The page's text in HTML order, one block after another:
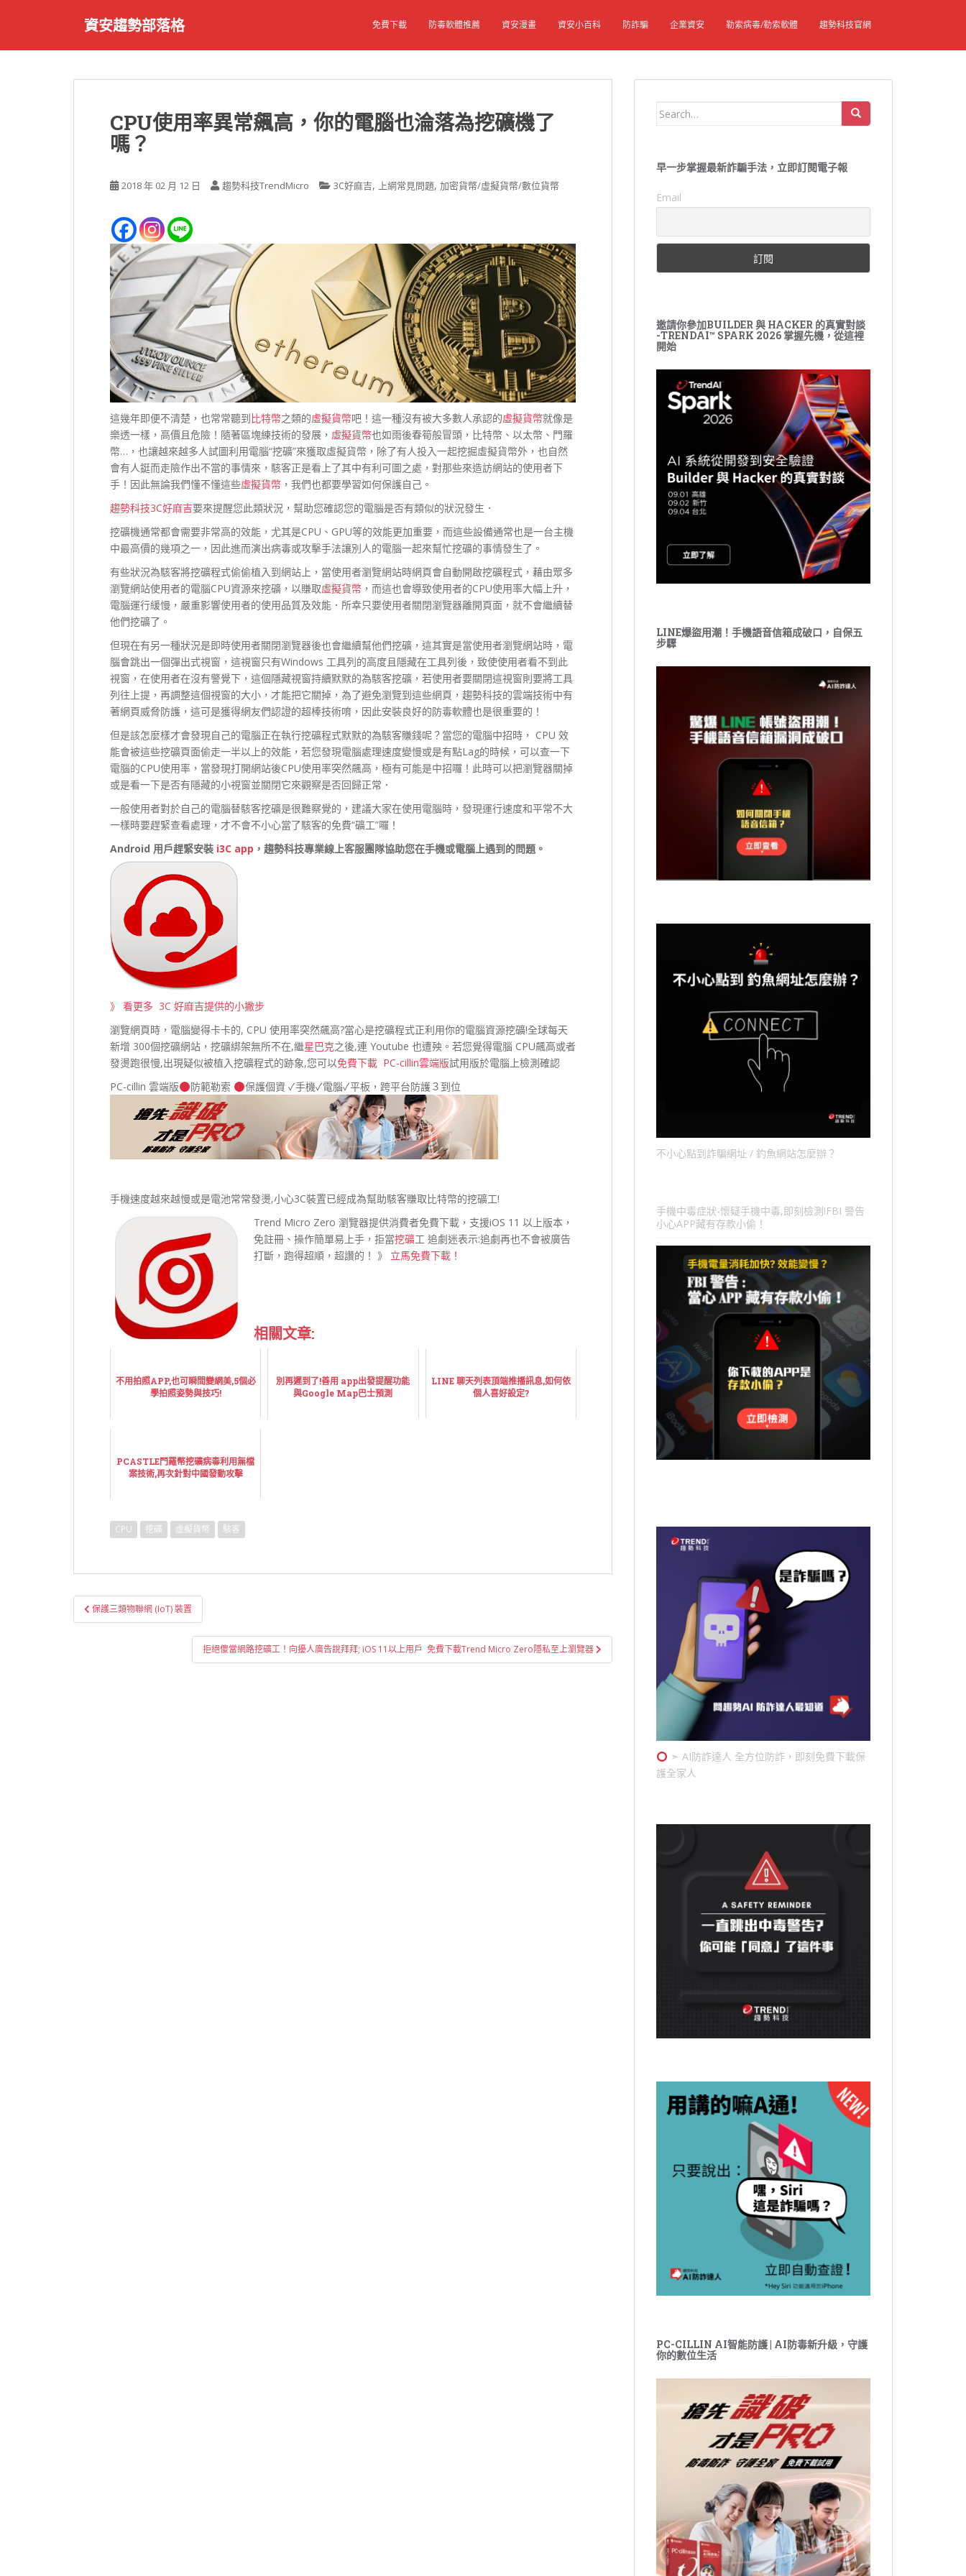
資安趨勢部落格 免費下載 防毒軟體推薦 資安漫畫 資安小百科 防詐騙 企業資安 勒索病毒/勒索軟體 趨勢科技官網
CPU使用率異常飆高，你的電腦也淪落為挖礦機了
嗎？
2018 年 02 月 12 日 趨勢科技TrendMicro 3C好麻吉, 上網常見問題, 加密貨幣/虛擬貨幣/數位貨幣
這幾年即便不清楚，也常常聽到比特幣之類的虛擬貨幣吧！這一種沒有被大多數人承認的虛擬貨幣就像是
樂透一樣，高價且危險！隨著區塊練技術的發展， 虛擬貨幣也如雨後春筍般冒頭，比特幣、以太幣、門羅
幣…，也讓越來越多人試圖利用電腦“挖礦”來獲取虛擬貨幣，除了有人投入一起挖掘虛擬貨幣外，也自然
會有人鋌而走險作出不當的事情來，駭客正是看上了其中有利可圖之處，對那些來造訪網站的使用者下
手！因此無論我們懂不懂這些虛擬貨幣 ，我們也都要學習如何保護自己。
趨勢科技3C好麻吉要來提醒您此類狀況，幫助您確認您的電腦是否有類似的狀況發生．
挖礦機通常都會需要非常高的效能，尤其是CPU、GPU等的效能更加重要，而這些設備通常也是一台主機
中最高價的幾項之一，因此進而演出病毒或攻擊手法讓別人的電腦一起來幫忙挖礦的事情發生了。
有些狀況為駭客將挖礦程式偷偷植入到網站上，當使用者瀏覽網站時網頁會自動開啟挖礦程式，藉由眾多
瀏覽網站使用者的電腦CPU資源來挖礦，以賺取虛擬貨幣 ，而這也會導致使用者的CPU使用率大幅上升，
電腦運行緩慢，嚴重影響使用者的使用品質及效能．所幸只要使用者關閉瀏覽器離開頁面，就不會繼續替
他們挖礦了。
但現在有另一種狀況是即時使用者關閉瀏覽器後也會繼續幫他們挖礦，這其實是當使用者瀏覽網站時，電
腦會跳出一個彈出式視窗，這視窗只有Windows 工具列的高度且隱藏在工具列後，致使使用者看不到此
視窗，在使用者在沒有警覺下，這個隱藏視窗持續默默的為駭客挖礦，若使用者要關閉這視窗則要將工具
列往上提，再調整這個視窗的大小，才能把它關掉，為了避免瀏覽到這些網頁，趨勢科技的雲端技術中有
著網頁威脅防護，這可是獲得網友們認證的超棒技術唷，因此安裝良好的防毒軟體也是很重要的！
但是該怎麼樣才會發現自己的電腦正在執行挖礦程式默默的為駭客賺錢呢？當您的電腦中招時， CPU 效
能會被這些挖礦頁面偷走一半以上的效能，若您發現電腦處理速度變慢或是有點Lag的時候，可以查一下
電腦的CPU使用率，當發現打開網站後CPU使用率突然飆高，極有可能是中招囉！此時可以把瀏覽器關掉
或是看一下是否有隱藏的小視窗並關閉它來觀察是否回歸正常．
一般使用者對於自己的電腦替駭客挖礦是很難察覺的，建議大家在使用電腦時，發現運行速度和平常不大
一樣時要趕緊查看處理，才不會不小心當了駭客的免費“礦工”囉！
Android 用戶趕緊安裝 i3C app ，趨勢科技專業線上客服團隊協助您在手機或電腦上遇到的問題。
》 看更多 3C 好麻吉提供的小撇步
瀏覽網頁時，電腦變得卡卡的, CPU 使用率突然飆高?當心是挖礦程式正利用你的電腦資源挖礦!全球每天
新增 300個挖礦網站，挖礦綁架無所不在,繼星巴克之後,連 Youtube 也遭殃。若您覺得電腦 CPU飆高或者
發燙跑很慢,出現疑似被植入挖礦程式的跡象,您可以免費下載 PC-cillin雲端版試用版於電腦上檢測確認
PC-cillin 雲端版
防範勒索 保護個資 ✓手機✓電腦✓平板，跨平台防護３到位
手機速度越來越慢或是電池常常發燙,小心3C裝置已經成為幫助駭客賺取比特幣的挖礦工!
Trend Micro Zero 瀏覽器提供消費者免費下載，支援iOS 11 以上版本，
免註冊、操作簡單易上手，拒當挖礦工 追劇迷表示:追劇再也不會被廣告
打斷，跑得超順，超讚的！ 》 立馬免費下載！
相關文章:
不用拍照APP,也可瞬間變網美,5個必
學拍照姿勢與技巧!
別再遲到了!善用 app出發提醒功能
與Google Map巴士預測
LINE 聊天列表頂端推播訊息,如何依
個人喜好設定?
PCASTLE門羅幣挖礦病毒利用無檔
案技術,再次針對中國發動攻擊
CPU 挖礦 虛擬貨幣 駭客
文
章
保護三類物聯網 (IoT) 裝置
拒絕傻當網路挖礦工！向擾人廣告說拜拜; iOS 11以上用戶 免費下載Trend Micro Zero隱私至上瀏覽器
Search
早一步掌握最新詐騙手法，立即訂閱電子報
Email
邀請你參加BUILDER 與 HACKER 的真實對談
-TRENDAI™ SPARK 2026 掌握先機，從這裡
開始
LINE爆盜用潮！手機語音信箱成破口，自保五
步驟
不小心點到詐騙網址 / 釣魚網站怎麼辦？
手機中毒症狀-懷疑手機中毒,即刻檢測!FBI 警告
小心APP藏有存款小偷！
➣ AI防詐達人 全方位防詐，即刻免費下載保
護全家人
PC-CILLIN AI智能防護 | AI防毒新升級，守護
你的數位生活